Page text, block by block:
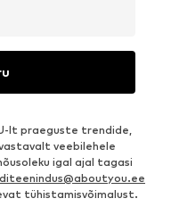
lt praeguste trendide,
veebilehele
igal ajal tagasi
tühistamisvõimalust.